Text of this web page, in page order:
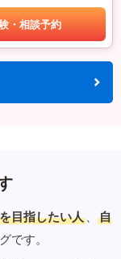
・相談予約
目指したい人 、
自
です。